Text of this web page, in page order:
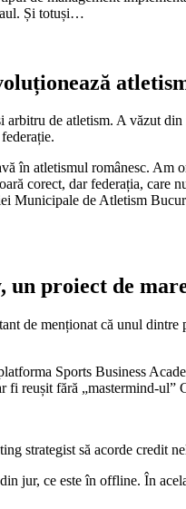
Și totuși…
arbitru de atletism. A văzut
în atletismul românesc. Am
corect, dar federația, care
Municipale de Atletism
un proiect de
de menționat că unul
Sports Business
fi reușit fără „mastermind-
strategist să acorde
jur, ce este în offline. În